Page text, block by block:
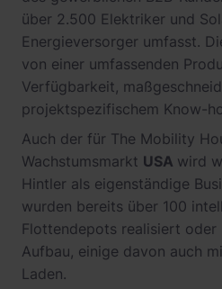
über 2.500 Elektriker und
Energieversorger umfasst.
von einer umfassenden
Verfügbarkeit,
projektspezifischem Know-
Auch der für The Mobility
Wachstumsmarkt USA wird
Hintler als eigenständige
wurden bereits über 100
Flottendepots realisiert oder
Aufbau, einige davon auch
Laden.